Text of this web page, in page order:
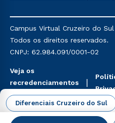
Diferenciais Cruzeiro do Sul
mencionadas são
Religioso, Geografia para a
do Ensino de História:
Campus Virtual Cruzeiro do
Todos os direitos reservados.
CNPJ: 62.984.091/0001-02
Veja os
recredenciamentos
aqui